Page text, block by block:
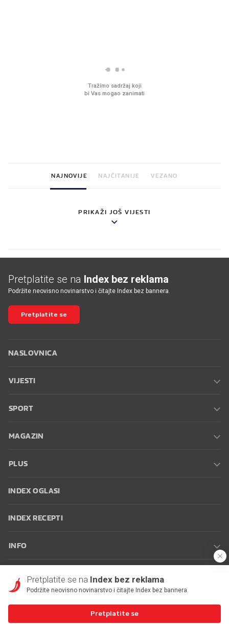
NAJNOVIJE NAJČITANIJE VEZANO
PRIKAŽI JOŠ VIJESTI
Pretplatite se na Index bez reklama
Podržite neovisno novinarstvo i čitajte Index bez bannera.
Pretplatite se
NASLOVNICA
VIJESTI
SPORT
MAGAZIN
PLUS
INDEX OGLASI
INDEX RECEPTI
INFO
korištenja
Postavke kolačića
Pretplatite se na Index bez reklama
Podržite neovisno novinarstvo i čitajte Index bez bannera.
Pretplatite se